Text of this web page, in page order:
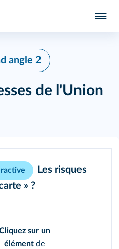
angle 2
de l'Union
Les risques
» ?
sur un
élément de